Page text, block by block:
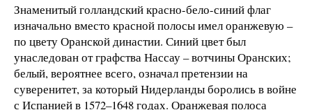
Знаменитый голландский красно-бело-синий флаг
изначально вместо красной полосы имел оранжевую –
по цвету Оранской династии. Синий цвет был
унаследован от графства Нассау – вотчины Оранских;
белый, вероятнее всего, означал претензии на
суверенитет, за который Нидерланды боролись в войне
с Испанией в 1572–1648 годах. Оранжевая полоса